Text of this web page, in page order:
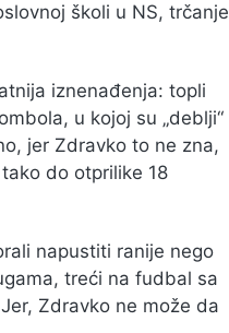
školi u NS, trčanje
iznenađenja: topli
u kojoj su „deblji“
jer Zdravko to ne zna,
do otprilike 18
napustiti ranije nego
treći na fudbal sa
Zdravko ne može da